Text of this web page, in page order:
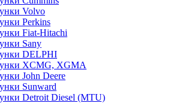
Volvo
Perkins
Fiat-Hitachi
Sany
DELPHI
XCMG, XGMA
John Deere
Sunward
Detroit Diesel (MTU)